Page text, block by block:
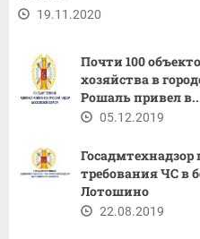
19.11.2020
Почти 100
хозяйства в
Рошаль привел
05.12.2019
требования ЧС в
Лотошино
22.08.2019